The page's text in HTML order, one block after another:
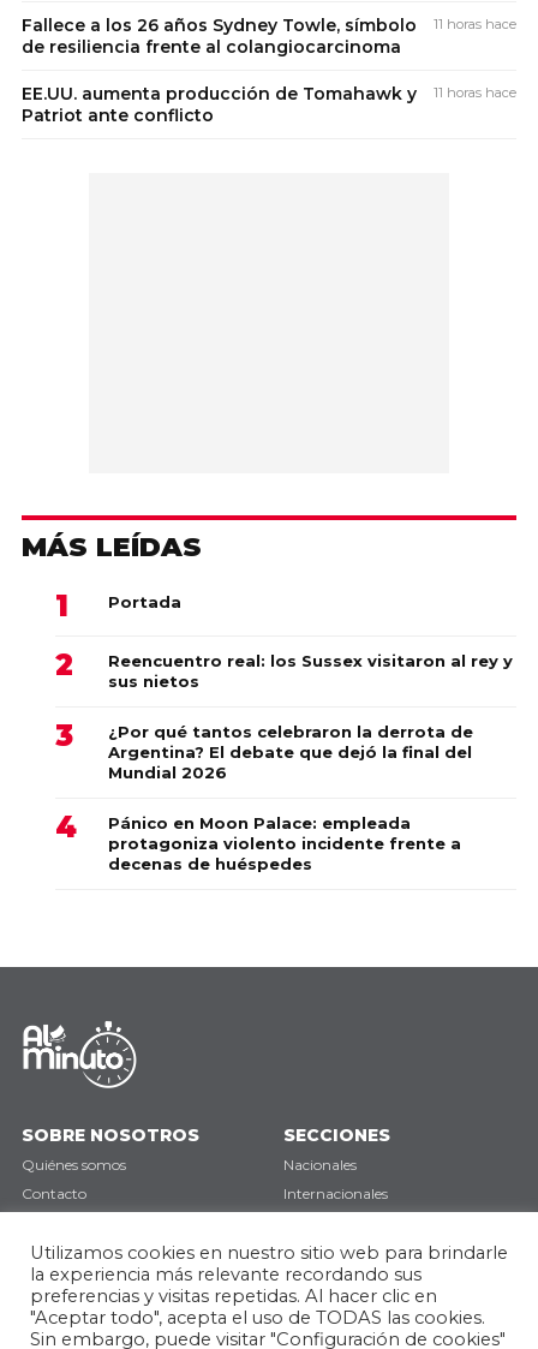
Fallece a los 26 años Sydney Towle, símbolo
de resiliencia frente al colangiocarcinoma
11 horas hace
EE.UU. aumenta producción de Tomahawk y
Patriot ante conflicto
11 horas hace
MÁS LEÍDAS
Portada
Reencuentro real: los Sussex visitaron al rey y
sus nietos
¿Por qué tantos celebraron la derrota de
Argentina? El debate que dejó la final del
Mundial 2026
Pánico en Moon Palace: empleada
protagoniza violento incidente frente a
decenas de huéspedes
SOBRE NOSOTROS
Quiénes somos
Contacto
SECCIONES
Nacionales
Internacionales
Opinión
SÍGUENOS
Utilizamos cookies en nuestro sitio web para brindarle
la experiencia más relevante recordando sus
preferencias y visitas repetidas. Al hacer clic en
"Aceptar todo", acepta el uso de TODAS las cookies.
Sin embargo, puede visitar "Configuración de cookies"